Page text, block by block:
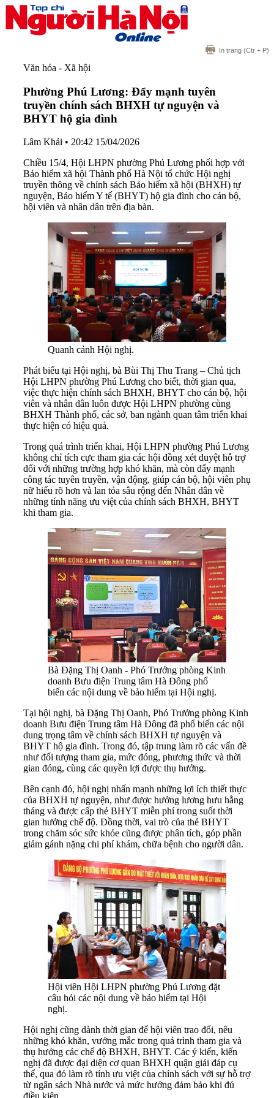
In trang (Ctr + P)
Văn hóa - Xã hội
Phường Phú Lương: Đẩy mạnh tuyên
truyền chính sách BHXH tự nguyện và
BHYT hộ gia đình
Lâm Khải • 20:42 15/04/2026
Chiều 15/4, Hội LHPN phường Phú Lương phối hợp với
Bảo hiểm xã hội Thành phố Hà Nội tổ chức Hội nghị
truyền thông về chính sách Bảo hiểm xã hội (BHXH) tự
nguyện, Bảo hiểm Y tế (BHYT) hộ gia đình cho cán bộ,
hội viên và nhân dân trên địa bàn.
Quanh cảnh Hội nghị.
Phát biểu tại Hội nghị, bà Bùi Thị Thu Trang – Chủ tịch
Hội LHPN phường Phú Lương cho biết, thời gian qua,
việc thực hiện chính sách BHXH, BHYT cho cán bộ, hội
viên và nhân dân luôn được Hội LHPN phường cùng
BHXH Thành phố, các sở, ban ngành quan tâm triển khai
thực hiện có hiệu quả.
Trong quá trình triển khai, Hội LHPN phường Phú Lương
không chỉ tích cực tham gia các hội đồng xét duyệt hỗ trợ
đối với những trường hợp khó khăn, mà còn đẩy mạnh
công tác tuyên truyền, vận động, giúp cán bộ, hội viên phụ
nữ hiểu rõ hơn và lan tỏa sâu rộng đến Nhân dân về
những tính năng ưu việt của chính sách BHXH, BHYT
khi tham gia.
Bà Đặng Thị Oanh - Phó Trưởng phòng Kinh
doanh Bưu điện Trung tâm Hà Đông phổ
biến các nội dung về bảo hiểm tại Hội nghị.
Tại hội nghị, bà Đặng Thị Oanh, Phó Trưởng phòng Kinh
doanh Bưu điện Trung tâm Hà Đông đã phổ biến các nội
dung trọng tâm về chính sách BHXH tự nguyện và
BHYT hộ gia đình. Trong đó, tập trung làm rõ các vấn đề
như đối tượng tham gia, mức đóng, phương thức và thời
gian đóng, cùng các quyền lợi được thụ hưởng.
Bên cạnh đó, hội nghị nhấn mạnh những lợi ích thiết thực
của BHXH tự nguyện, như được hưởng lương hưu hằng
tháng và được cấp thẻ BHYT miễn phí trong suốt thời
gian hưởng chế độ. Đồng thời, vai trò của thẻ BHYT
trong chăm sóc sức khỏe cũng được phân tích, góp phần
giảm gánh nặng chi phí khám, chữa bệnh cho người dân.
Hội viên Hội LHPN phường Phú Lương đặt
câu hỏi các nội dung về bảo hiểm tại Hội
nghị.
Hội nghị cũng dành thời gian để hội viên trao đổi, nêu
những khó khăn, vướng mắc trong quá trình tham gia và
thụ hưởng các chế độ BHXH, BHYT. Các ý kiến, kiến
nghị đã được đại diện cơ quan BHXH quận giải đáp cụ
thể, qua đó làm rõ tính ưu việt của chính sách với sự hỗ trợ
từ ngân sách Nhà nước và mức hưởng đảm bảo khi đủ
điều kiện.